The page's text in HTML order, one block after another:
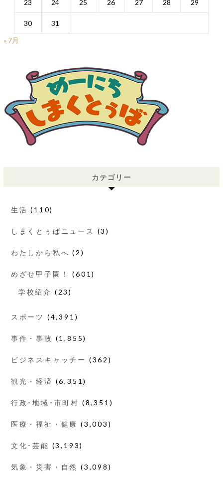
23 24 25 26 27 28 29
30
31
« 7月
カテゴリー
生活 (110)
しまくとぅばニュース (3)
わたしから私へ (2)
めざせ甲子園！ (601)
学校紹介 (23)
スポーツ (4,391)
事件・事故 (1,855)
ビジネスキャッチー (362)
観光・経済 (6,351)
行政･地域･市町村 (8,351)
医療・福祉・健康 (3,003)
文化･芸能 (3,193)
気象・災害・自然 (3,098)